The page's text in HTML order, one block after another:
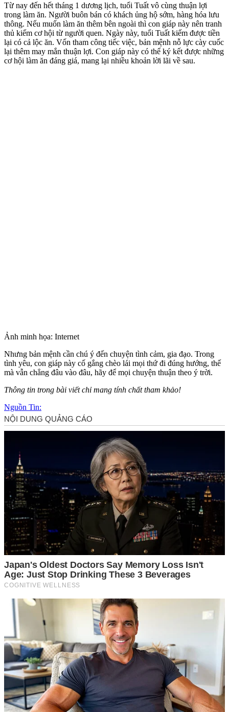
Từ nay đến hết tháng 1 dương lịch, tuổi Tuất vô cùng thuận lợi
trong làm ăn. Người buôn bán có khách ủng hộ sớm, hàng hóa lưu
thông. Nếu muốn làm ăn thêm bên ngoài thì con giáp này nên tranh
thủ kiếm cơ hội từ người quen. Ngày này, tuổi Tuất kiếm được tiền
lại có cả lộc ăn. Vốn tham công tiếc việc, bản mệnh nỗ lực cày cuốc
lại thêm may mắn thuận lợi. Con giáp này có thể ký kết được những
cơ hội làm ăn đáng giá, mang lại nhiều khoản lời lãi về sau.
Ảnh minh họa: Internet
Nhưng bản mệnh cần chú ý đến chu‌yện tìn‌h cảm, gia đạo. Trong
tình yêu, con giáp này cố gắng chèo lái mọi thứ đi đúng hướng, thế
mà vẫn chẳng đâu vào đâu, hãy để mọi chuyện thuận theo ý trời.
Thông tin trong bài viết chỉ mang tính chất tham khảo!
Nguồn Tin: